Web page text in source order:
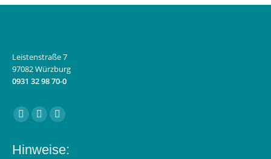
Leistenstraße 7
97082 Würzburg
0931 32 98 70-0
Finden Sie uns auf:
Facebook
opens
Instagram
opens
E-
page
Hinweise: